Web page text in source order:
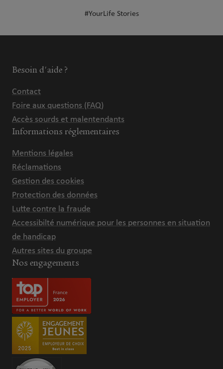
#YourLife Stories
Besoin d'aide ?
Contact
Foire aux questions (FAQ)
Accès sourds et malentendants
Informations réglementaires
Mentions légales
Réclamations
Gestion des cookies
Protection des données
Lutte contre la fraude
Accessibilté numérique pour les personnes en situation
de handicap
Autres sites du groupe
Nos engagements